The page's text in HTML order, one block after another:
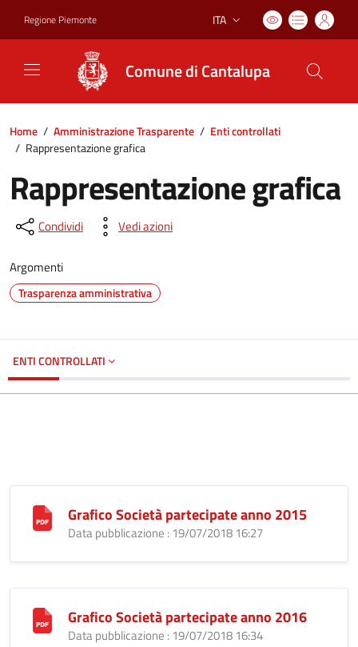
Regione Piemonte Lingua attiva:
ITA
Comune di Cantalupa
Home / Amministrazione Trasparente / Enti controllati
/ Rappresentazione grafica
Rappresentazione grafica
Condividi Vedi azioni
Argomenti
Trasparenza amministrativa
ENTI CONTROLLATI
Grafico Società partecipate anno 2015
Data pubblicazione : 19/07/2018 16:27
Grafico Società partecipate anno 2016
Data pubblicazione : 19/07/2018 16:34